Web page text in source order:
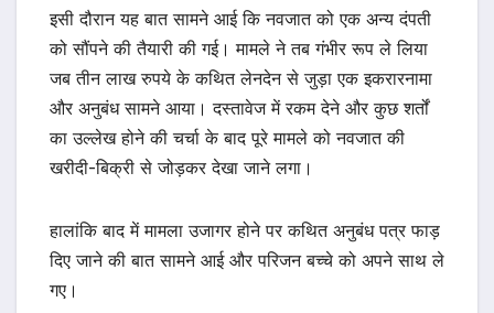
इसी दौरान यह बात सामने आई कि नवजात को एक अन्य दंपती
को सौंपने की तैयारी की गई। मामले ने तब गंभीर रूप ले लिया
जब तीन लाख रुपये के कथित लेनदेन से जुड़ा एक इकरारनामा
और अनुबंध सामने आया। दस्तावेज में रकम देने और कुछ शर्तों
का उल्लेख होने की चर्चा के बाद पूरे मामले को नवजात की
खरीदी-बिक्री से जोड़कर देखा जाने लगा।
हालांकि बाद में मामला उजागर होने पर कथित अनुबंध पत्र फाड़
दिए जाने की बात सामने आई और परिजन बच्चे को अपने साथ ले
गए।